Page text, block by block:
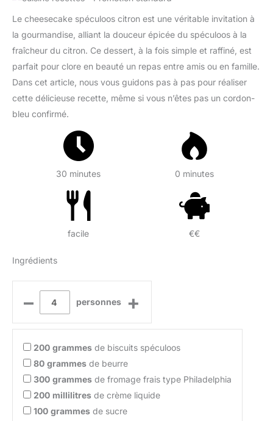
Le cheesecake spéculoos citron est une véritable invitation à
la gourmandise, alliant la douceur épicée du spéculoos à la
fraîcheur du citron. Ce dessert, à la fois simple et raffiné, est
parfait pour clore en beauté un repas entre amis ou en famille.
Dans cet article, nous vous guidons pas à pas pour réaliser
cette délicieuse recette, même si vous n’êtes pas un cordon-
bleu confirmé.
30 minutes 0 minutes
facile €€
Ingrédients
– personnes +
200 grammes de biscuits spéculoos
80 grammes de beurre
300 grammes de fromage frais type Philadelphia
200 millilitres de crème liquide
100 grammes de sucre